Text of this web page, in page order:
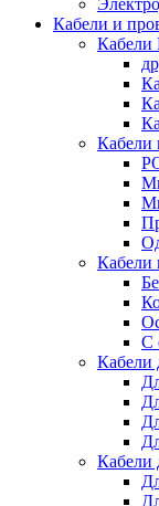
Кабели и
Кабели
Кабели
Кабели
С
Кабели
Кабели